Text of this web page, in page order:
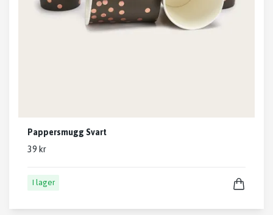
Pappersmugg Svart
39 kr
I lager